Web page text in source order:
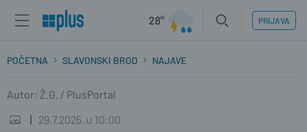
28° PRIJAVA
POČETNA SLAVONSKI BROD NAJAVE
Autor: Ž.G. / PlusPortal
29.7.2025. u 10:00